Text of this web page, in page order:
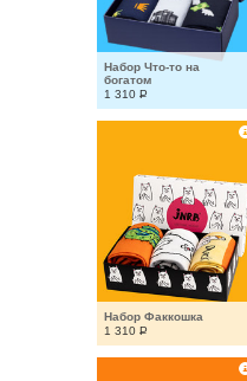
Набор Что-то на
богатом
1 310 Р
Набор Факкошка
1 310 Р